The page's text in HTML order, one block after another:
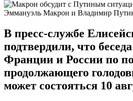
Эммануэль Макрон и Владимир
В пресс-службе
подтвердили, что
Франции и России по
продолжающего
может состояться 10